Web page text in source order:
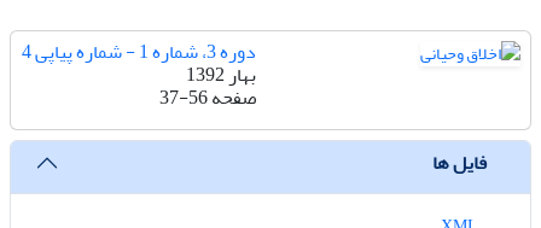
دوره 3، شماره 1 - شماره پیاپی 4
بهار 1392
صفحه37-56
فایل ها